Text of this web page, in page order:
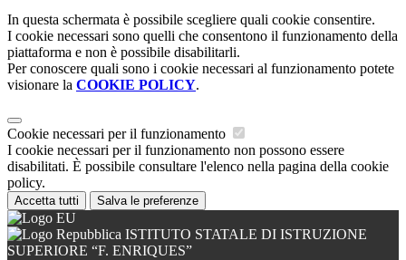
In questa schermata è possibile scegliere quali cookie consentire.
I cookie necessari sono quelli che consentono il funzionamento della
piattaforma e non è possibile disabilitarli.
Per conoscere quali sono i cookie necessari al funzionamento potete
visionare la COOKIE POLICY.
Cookie necessari per il funzionamento
I cookie necessari per il funzionamento non possono essere
disabilitati. È possibile consultare l'elenco nella pagina della cookie
policy.
Accetta tutti Salva le preferenze
ISTITUTO STATALE DI ISTRUZIONE
SUPERIORE “F. ENRIQUES”